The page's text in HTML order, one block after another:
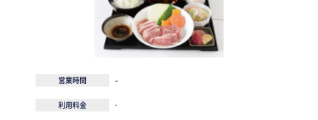
営業時間 -
利用料金 -